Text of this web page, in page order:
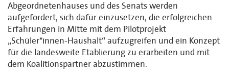
Abgeordnetenhauses und des Senats werden
aufgefordert, sich dafür einzusetzen, die erfolgreichen
Erfahrungen in Mitte mit dem Pilotprojekt
„Schüler*innen-Haushalt“ aufzugreifen und ein Konzept
für die landesweite Etablierung zu erarbeiten und mit
dem Koalitionspartner abzustimmen.